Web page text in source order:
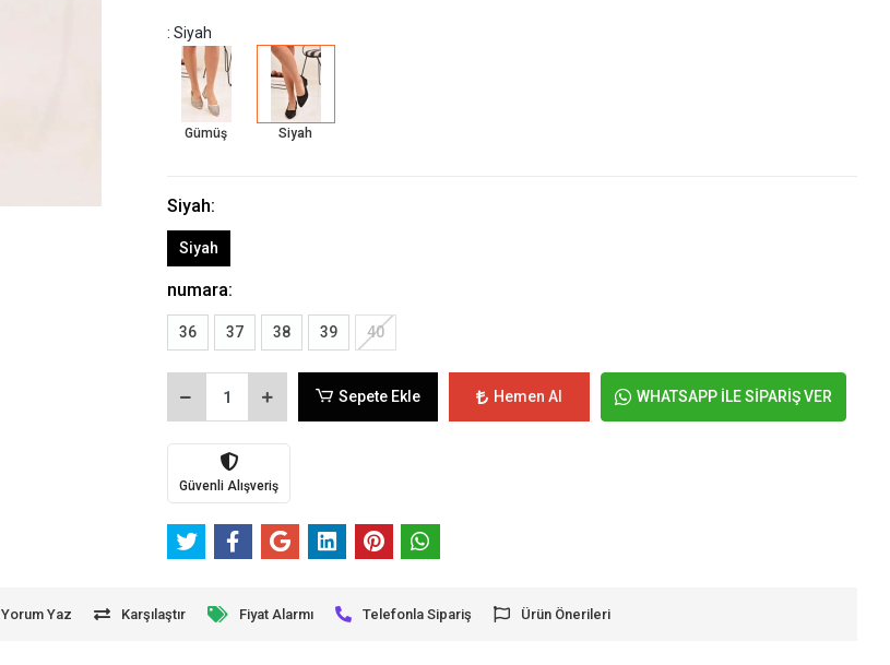
: Siyah
Gümüş Siyah
Siyah:
Siyah
numara:
36 37 38 39 40
Sepete Ekle Hemen Al WHATSAPP İLE SİPARİŞ VER
Güvenli Alışveriş
Yorum Yaz Karşılaştır Fiyat Alarmı Telefonla Sipariş Ürün Önerileri